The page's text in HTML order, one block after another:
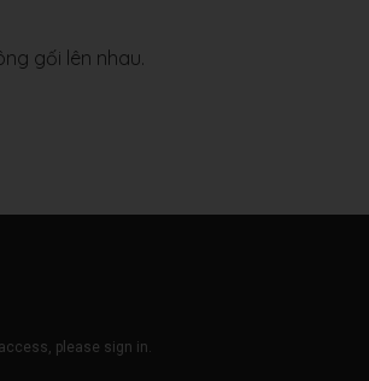
gối lên nhau.